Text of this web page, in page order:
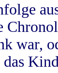
war,